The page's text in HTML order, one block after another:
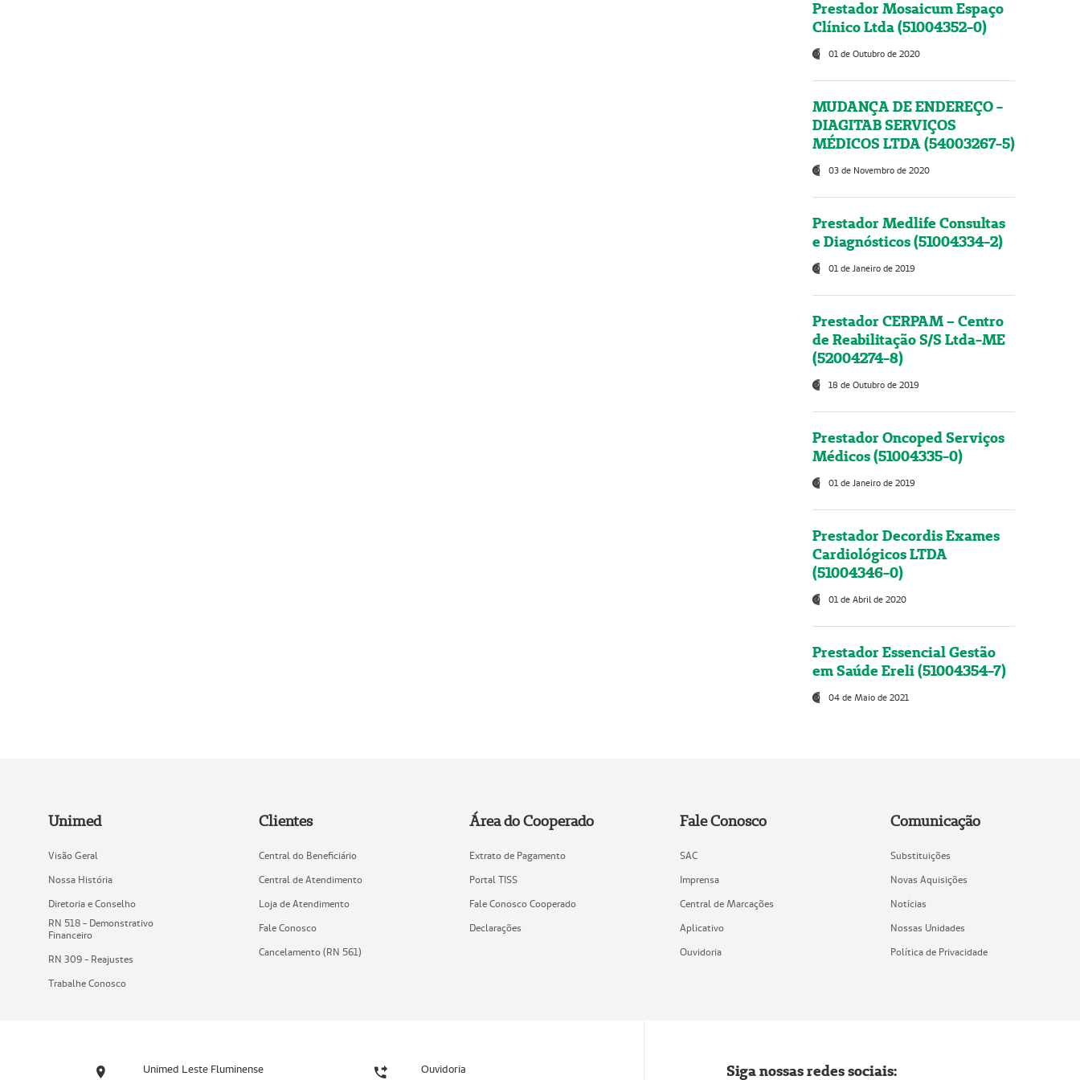
Prestador Mosaicum Espaço
Clínico Ltda (51004352-0)
01 de Outubro de 2020
MUDANÇA DE ENDEREÇO -
DIAGITAB SERVIÇOS
MÉDICOS LTDA (54003267-5)
03 de Novembro de 2020
Prestador Medlife Consultas
e Diagnósticos (51004334-2)
01 de Janeiro de 2019
Prestador CERPAM – Centro
de Reabilitação S/S Ltda-ME
(52004274-8)
18 de Outubro de 2019
Prestador Oncoped Serviços
Médicos (51004335-0)
01 de Janeiro de 2019
Prestador Decordis Exames
Cardiológicos LTDA
(51004346-0)
01 de Abril de 2020
Prestador Essencial Gestão
em Saúde Ereli (51004354-7)
04 de Maio de 2021
Unimed
Visão Geral
Nossa História
Diretoria e Conselho
RN 518 - Demonstrativo
Financeiro
RN 309 - Reajustes
Trabalhe Conosco
Clientes
Central do Beneficiário
Central de Atendimento
Loja de Atendimento
Fale Conosco
Cancelamento (RN 561)
Área do Cooperado
Extrato de Pagamento
Portal TISS
Fale Conosco Cooperado
Declarações
Fale Conosco
SAC
Imprensa
Central de Marcações
Aplicativo
Ouvidoria
Comunicação
Substituições
Novas Aquisições
Notícias
Nossas Unidades
Política de Privacidade
Unimed Leste Fluminense Ouvidoria Siga nossas redes sociais: